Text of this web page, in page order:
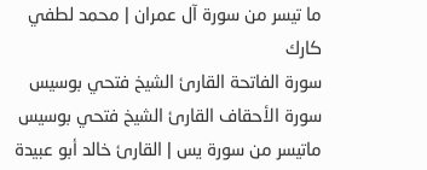
ما تيسر من سورة آل عمران | محمد لطفي
كارك
سورة الفاتحة القارئ الشيخ فتحي بوسيس
سورة الأحقاف القارئ الشيخ فتحي بوسيس
ماتيسر من سورة يس | القارئ خالد أبو عبيدة